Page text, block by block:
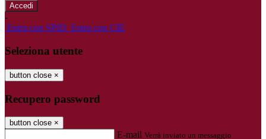
-
Entra con SPID Entra con CIE
Seleziona utente
button close ×
Recupero password
button close ×
E-mail Verrà inviato un messaggio